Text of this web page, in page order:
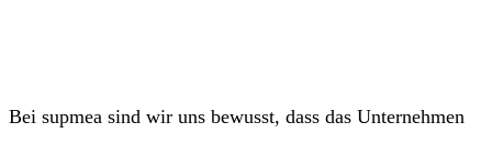
Bei supmea sind wir uns bewusst, dass das Unternehmen